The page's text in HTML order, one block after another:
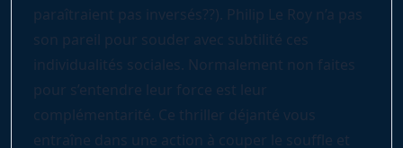
paraîtraient pas inversés??). Philip Le Roy n’a pas
son pareil pour souder avec subtilité ces
individualités sociales. Normalement non faites
pour s’entendre leur force est leur
complémentarité. Ce thriller déjanté vous
entraîne dans une action à couper le souffle et